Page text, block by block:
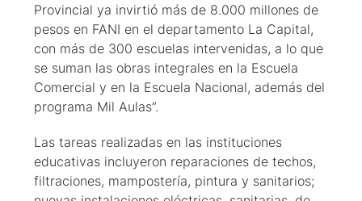
Provincial ya invirtió más de 8.000 millones de
pesos en FANI en el departamento La Capital,
con más de 300 escuelas intervenidas, a lo que
se suman las obras integrales en la Escuela
Comercial y en la Escuela Nacional, además del
programa Mil Aulas”.
Las tareas realizadas en las instituciones
educativas incluyeron reparaciones de techos,
filtraciones, mampostería, pintura y sanitarios;